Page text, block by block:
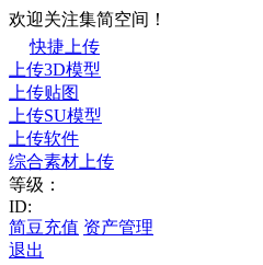
欢迎关注集简空间！
快捷上传
上传3D模型
上传贴图
上传SU模型
上传软件
综合素材上传
等级：
ID:
简豆充值 资产管理
退出